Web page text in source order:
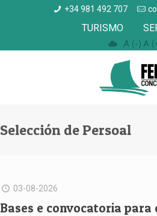
+34 981 492 707
TURISMO
A (-) A
Selección de Persoal
03-08-2026
Bases e convocatoria para